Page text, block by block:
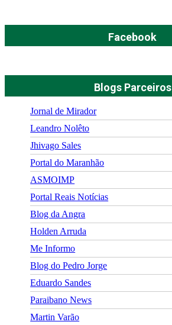
Facebook
Blogs Parceiros
Jornal de Mirador
Leandro Nolêto
Jhivago Sales
Portal do Maranhão
ASMOIMP
Portal Reais Notí­cias
Blog da Angra
Holden Arruda
Me Informo
Blog do Pedro Jorge
Eduardo Sandes
Paraibano News
Martin Varão